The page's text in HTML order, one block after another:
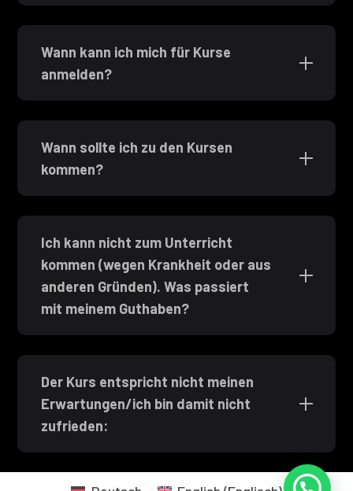
Wann kann ich mich für Kurse
anmelden?
Wann sollte ich zu den Kursen
kommen?
Ich kann nicht zum Unterricht
kommen (wegen Krankheit oder aus
anderen Gründen). Was passiert
mit meinem Guthaben?
Der Kurs entspricht nicht meinen
Erwartungen/ich bin damit nicht
zufrieden: